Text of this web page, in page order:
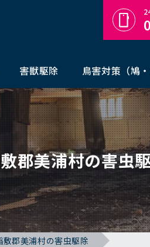
害獣駆除 鳥害対策（鳩・
郡美浦村の害虫
敷郡美浦村の害虫駆除